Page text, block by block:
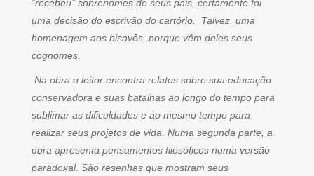
“recebeu” sobrenomes de seus pais, certamente foi
uma decisão do escrivão do cartório. Talvez, uma
homenagem aos bisavôs, porque vêm deles seus
cognomes.
Na obra o leitor encontra relatos sobre sua educação
conservadora e suas batalhas ao longo do tempo para
sublimar as dificuldades e ao mesmo tempo para
realizar seus projetos de vida. Numa segunda parte, a
obra apresenta pensamentos filosóficos numa versão
paradoxal. São resenhas que mostram seus